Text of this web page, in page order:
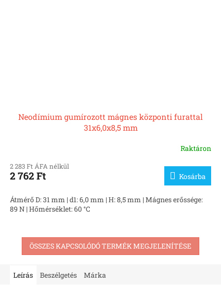
Neodímium gumírozott mágnes központi furattal
31x6,0x8,5 mm
Raktáron
2 283 Ft ÁFA nélkül
2 762 Ft Kosárba
Átmérő D: 31 mm | d1: 6,0 mm | H: 8,5 mm | Mágnes erőssége:
89 N | Hőmérséklet: 60 °C
ÖSSZES KAPCSOLÓDÓ TERMÉK MEGJELENÍTÉSE
Leírás Beszélgetés Márka